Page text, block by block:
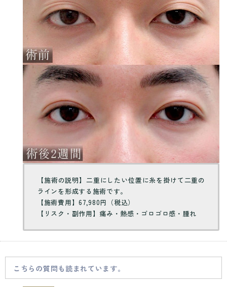
【施術の説明】二重にしたい位置に糸を掛けて二重の
ラインを形成する施術です。
【施術費用】67,980円（税込）
【リスク・副作用】痛み・熱感・ゴロゴロ感・腫れ
こちらの質問も読まれています。